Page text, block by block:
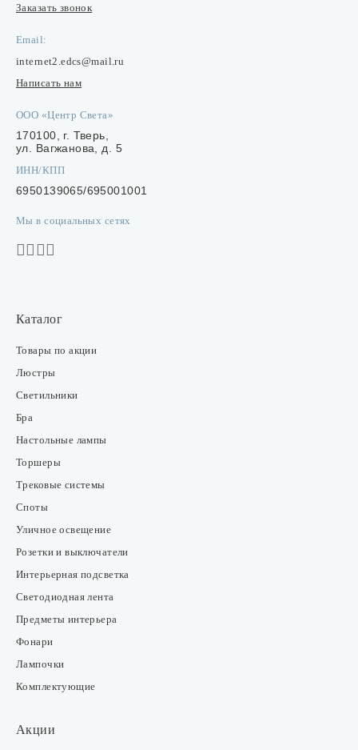
Заказать звонок
Email:
internet2.edcs@mail.ru
Написать нам
ООО «Центр Света»
170100, г. Тверь,
ул. Вагжанова, д. 5
ИНН/КПП
6950139065/695001001
Мы в социальных сетях
Каталог
Товары по акции
Люстры
Светильники
Бра
Настольные лампы
Торшеры
Трековые системы
Споты
Уличное освещение
Розетки и выключатели
Интерьерная подсветка
Светодиодная лента
Предметы интерьера
Фонари
Лампочки
Комплектующие
Акции